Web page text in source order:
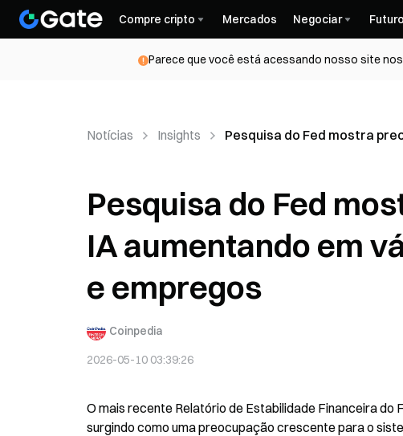
Compre cripto Mercados Negociar
Parece que você está acessando nosso site
Notícias Insights Pesquisa do Fed mostra
Pesquisa do Fed
IA aumentando em
e empregos
Coinpedia
2026-05-10 03:39:26
O mais recente Relatório de Estabilidade Financeira
surgindo como uma preocupação crescente para o